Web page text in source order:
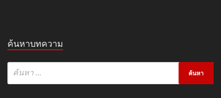
ค้นหาบทความ